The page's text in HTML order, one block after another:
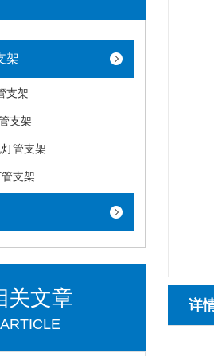
架
支架
支架
管支架
支架
关文章
ARTICLE
详